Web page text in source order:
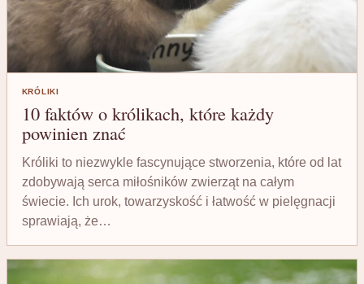
KRÓLIKI
10 faktów o królikach, które każdy
powinien znać
Króliki to niezwykle fascynujące stworzenia, które od lat
zdobywają serca miłośników zwierząt na całym
świecie. Ich urok, towarzyskość i łatwość w pielęgnacji
sprawiają, że…